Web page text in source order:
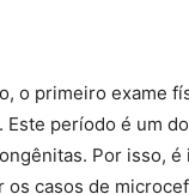
o primeiro exame
período é um
Por isso,
casos de